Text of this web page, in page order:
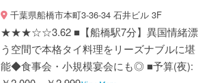
千葉県船橋市本町3-36-34 石井ビル 3F
★★★☆☆3.62 ■【船橋駅7分】異国情緒漂
う空間で本格タイ料理をリーズナブルに堪
能◆食事会・小規模宴会にも◎ ■予算(夜):